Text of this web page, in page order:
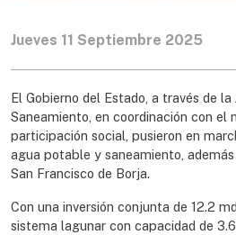
Jueves 11 Septiembre 2025
El Gobierno del Estado, a través de
Saneamiento, en coordinación con el
participación social, pusieron en
agua potable y saneamiento,
San Francisco de Borja.
Con una inversión conjunta de 12.2
sistema lagunar con capacidad de